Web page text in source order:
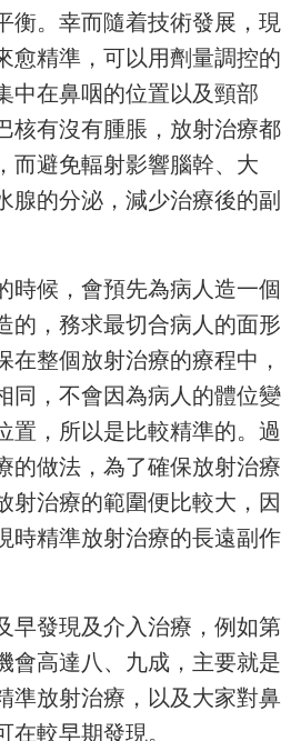
衡。幸而隨着技術發展，現
愈精準，可以用劑量調控的
中在鼻咽的位置以及頸部
核有沒有腫脹，放射治療都
而避免輻射影響腦幹、大
腺的分泌，減少治療後的副
時候，會預先為病人造一個
的，務求最切合病人的面形
在整個放射治療的療程中，
同，不會因為病人的體位變
置，所以是比較精準的。過
的做法，為了確保放射治療
射治療的範圍便比較大，因
時精準放射治療的長遠副作
早發現及介入治療，例如第
會高達八、九成，主要就是
準放射治療，以及大家對鼻
在較早期發現。